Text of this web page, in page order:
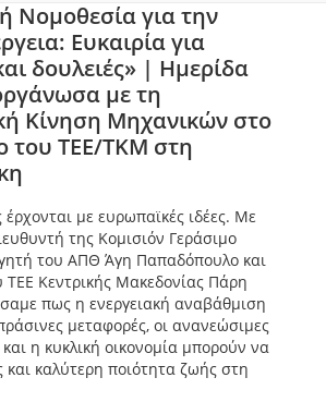
Νομοθεσία για την
Ευκαιρία για
δουλειές» | Ημερίδα
με τη
Κίνηση Μηχανικών στο
του ΤΕΕ/ΤΚΜ στη
έρχονται με ευρωπαϊκές ιδέες. Με
της Κομισιόν Γεράσιμο
του ΑΠΘ Άγη Παπαδόπουλο και
ΤΕΕ Κεντρικής Μακεδονίας Πάρη
πως η ενεργειακή αναβάθμιση
μεταφορές, οι ανανεώσιμες
και η κυκλική οικονομία μπορούν να
και καλύτερη ποιότητα ζωής στη